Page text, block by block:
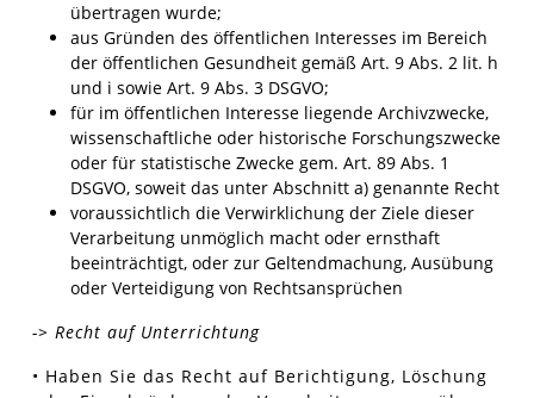
übertragen wurde;
aus Gründen des öffentlichen Interesses im Bereich
der öffentlichen Gesundheit gemäß Art. 9 Abs. 2 lit. h
und i sowie Art. 9 Abs. 3 DSGVO;
für im öffentlichen Interesse liegende Archivzwecke,
wissenschaftliche oder historische Forschungszwecke
oder für statistische Zwecke gem. Art. 89 Abs. 1
DSGVO, soweit das unter Abschnitt a) genannte Recht
voraussichtlich die Verwirklichung der Ziele dieser
Verarbeitung unmöglich macht oder ernsthaft
beeinträchtigt, oder zur Geltendmachung, Ausübung
oder Verteidigung von Rechtsansprüchen
-> Recht auf Unterrichtung
• Haben Sie das Recht auf Berichtigung, Löschung